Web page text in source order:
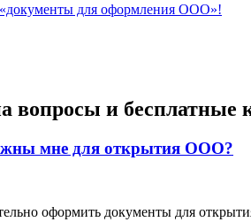
для оформления ООО»!
вопросы и
мне для открытия ООО?
оформить документы для